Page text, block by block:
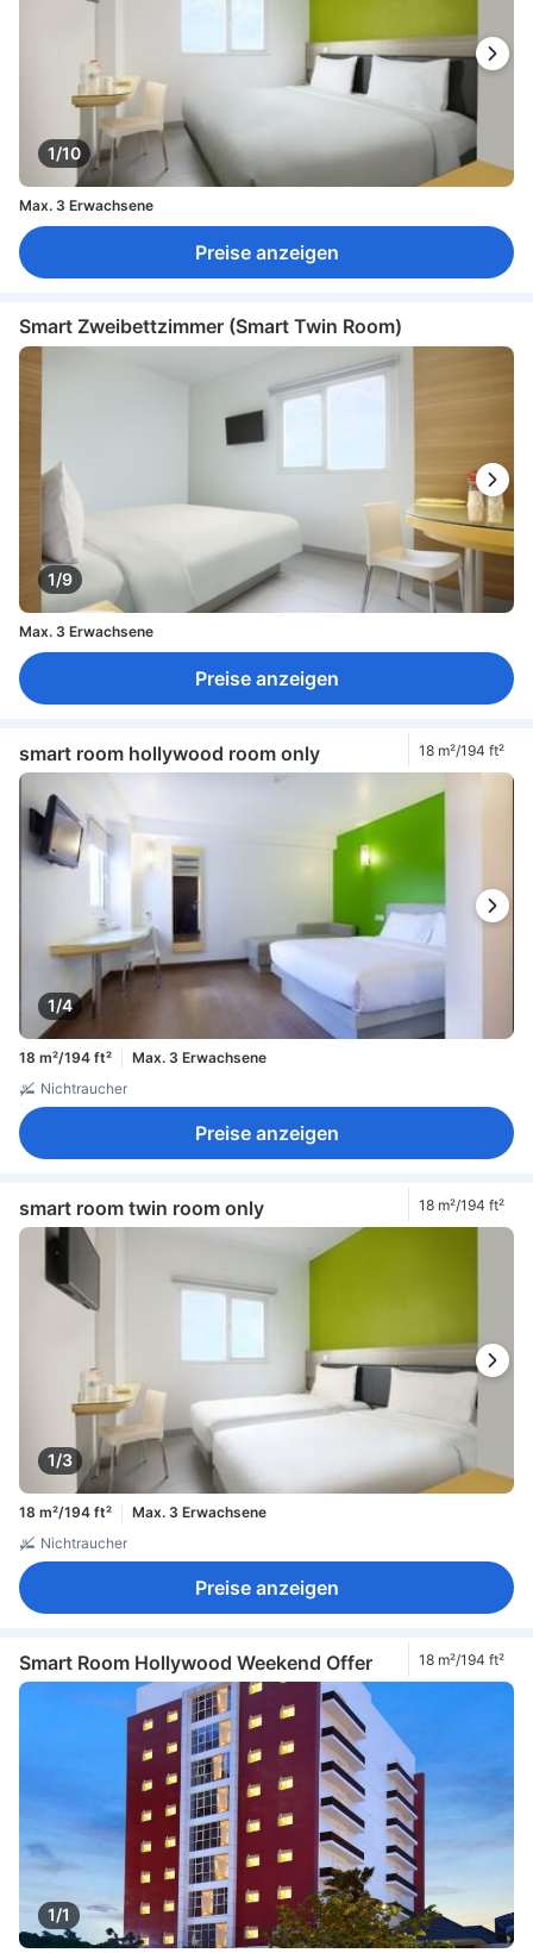
1/10
Max. 3 Erwachsene
Preise anzeigen
Smart Zweibettzimmer (Smart Twin Room)
1/9
Max. 3 Erwachsene
Preise anzeigen
smart room hollywood room only 18 m²/194 ft²
1/4
18 m²/194 ft²
Max. 3 Erwachsene
Nichtraucher
Preise anzeigen
smart room twin room only 18 m²/194 ft²
1/3
18 m²/194 ft²
Max. 3 Erwachsene
Nichtraucher
Preise anzeigen
Smart Room Hollywood Weekend Offer 18 m²/194 ft²
1/1